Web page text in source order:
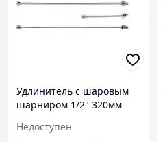
Удлинитель с шаровым
шарниром 1/2" 320мм
Недоступен